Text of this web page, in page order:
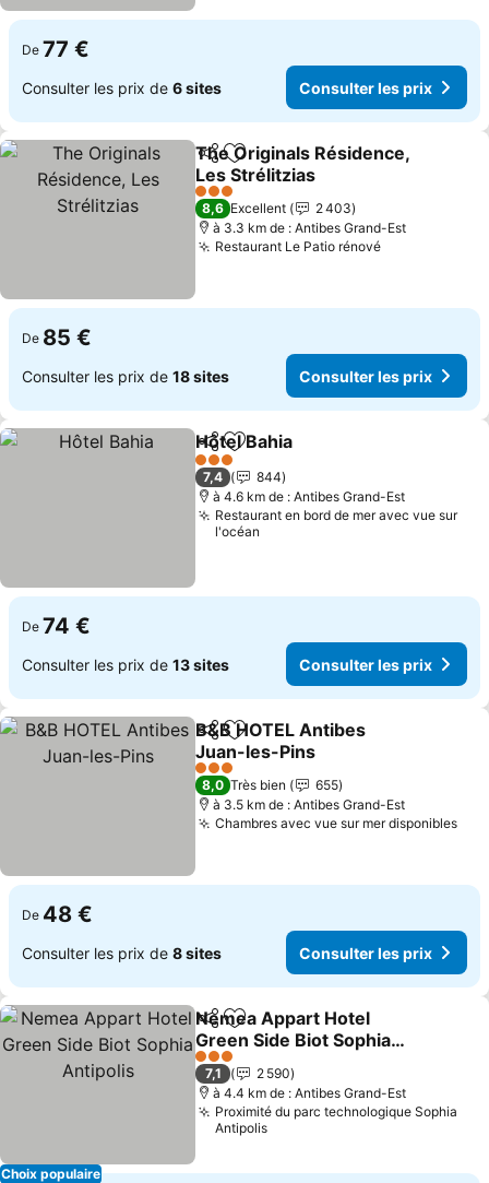
De 77 €
Consulter les prix de 6 sites Consulter les prix
PartagerAjouter à mes favoris
The Originals Résidence,
Les Strélitzias
Consulter les prix
3 Étoiles
8,6 Excellent
2 403
à 3.3 km de : Antibes Grand-Est
Restaurant Le Patio rénovéConsulter
De 85 €
Consulter les prix de 18 sites Consulter les prix
PartagerAjouter à mes favoris
Hôtel Bahia
3 Étoiles
7,4
844
à 4.6 km de : Antibes Grand-Est
Restaurant en bord de mer avec vue sur
l'océan
De 74 €
Consulter les prix de 13 sites Consulter les prix
PartagerAjouter à mes favoris
B&B HOTEL Antibes
Juan-les-Pins
Consulter les prix
3 Étoiles
8,0 Très bien
655
à 3.5 km de : Antibes Grand-Est
Chambres avec vue sur mer disponibles
De 48 €
Consulter les prix de 8 sites Consulter les prix
Choix populaire
PartagerAjouter à mes favoris
Nemea Appart Hotel
Green Side Biot Sophia
Antipolis
Consulter les prix
3 Étoiles
7,1
2 590
à 4.4 km de : Antibes Grand-Est
Proximité du parc technologique Sophia
Antipolis